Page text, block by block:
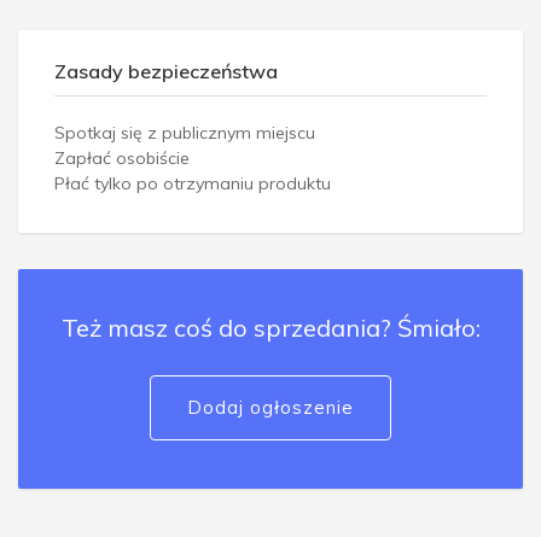
Zasady bezpieczeństwa
Spotkaj się z publicznym miejscu
Zapłać osobiście
Płać tylko po otrzymaniu produktu
Też masz coś do sprzedania? Śmiało:
Dodaj ogłoszenie